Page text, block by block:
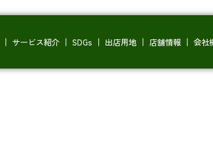
サービス紹介 SDGs 出店用地 店舗情報 会社